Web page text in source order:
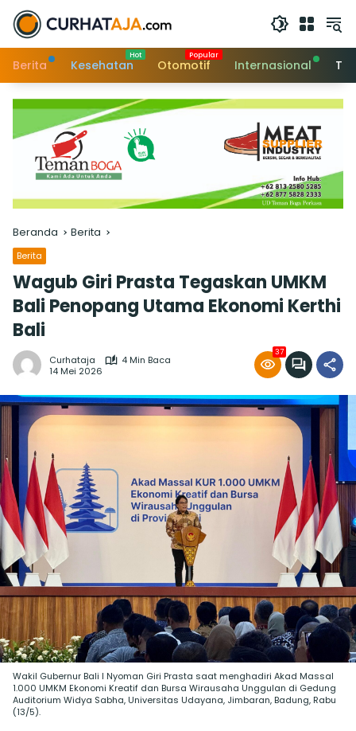
Langsung
konten
Berita
Kesehatan Otomotif Internasional
Beranda Berita
Berita
Wagub Giri Prasta Tegaskan UMKM
Bali Penopang Utama Ekonomi Kerthi
Bali
Curhataja
4 Min Baca
14 Mei 2026
37
Wakil Gubernur Bali I Nyoman Giri Prasta saat menghadiri Akad Massal
1.000 UMKM Ekonomi Kreatif dan Bursa Wirausaha Unggulan di Gedung
Auditorium Widya Sabha, Universitas Udayana, Jimbaran, Badung, Rabu
(13/5).